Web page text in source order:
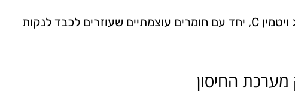
● ברוקולי: כוס ברוקולי מכילה כ-65 מ"ג ויטמין C, יחד עם חומרים עוצמתיים שעוזרים לכבד לנקות
מערכת החיסון